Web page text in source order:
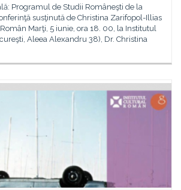
Programul de Studii Româneşti de la
susţinută de Christina Zarifopol-Illias
Marţi, 5 iunie, ora 18. 00, la Institutul
Aleea Alexandru 38), Dr. Christina